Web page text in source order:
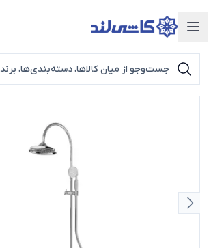
دسته‌بندی محصولات
اسلاید قبلی